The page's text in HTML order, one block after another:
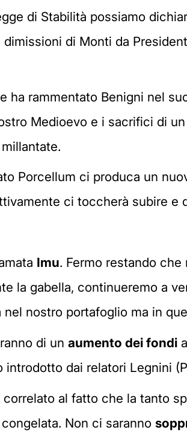
di Stabilità possiamo
di Monti da
ha rammentato Benigni nel
Medioevo e i sacrifici di
Porcellum ci produca un
ci toccherà subire e
Imu. Fermo restando
la gabella, continueremo a
nel nostro portafoglio ma in
di un aumento dei fondi
dai relatori Legnini
al fatto che la tanto
Non ci saranno